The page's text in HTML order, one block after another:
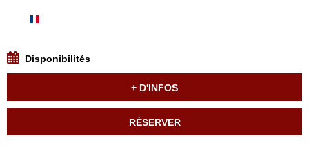
Disponibilités
+ D'INFOS
RÉSERVER